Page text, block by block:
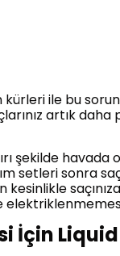
ile bu
artık
şekilde havada
setleri sonra
İçin